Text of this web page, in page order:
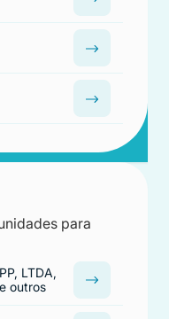
para
LTDA,
outros